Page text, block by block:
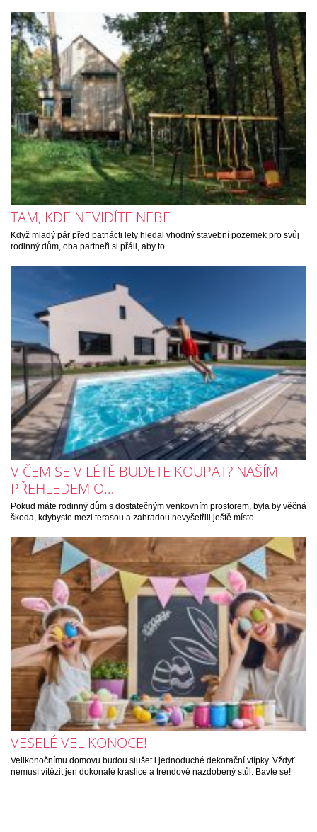
TAM, KDE NEVIDÍTE NEBE
Když mladý pár před patnácti lety hledal vhodný stavební pozemek pro svůj
rodinný dům, oba partneři si přáli, aby to…
V ČEM SE V LÉTĚ BUDETE KOUPAT? NAŠÍM
PŘEHLEDEM O…
Pokud máte rodinný dům s dostatečným venkovním prostorem, byla by věčná
škoda, kdybyste mezi terasou a zahradou nevyšetřili ještě místo…
VESELÉ VELIKONOCE!
Velikonočnímu domovu budou slušet i jednoduché dekorační vtípky. Vždyť
nemusí vítězit jen dokonalé kraslice a trendově nazdobený stůl. Bavte se!